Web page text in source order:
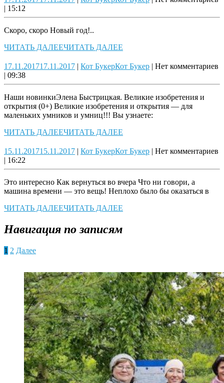
| 15:12
Скоро, скоро Новый год!..
ЧИТАТЬ ДАЛЕЕЧИТАТЬ ДАЛЕЕ
17.11.201717.11.2017 | Кот БукерКот Букер | Нет комментариев
| 09:38
Наши новинкиЭлена Быстрицкая. Великие изобретения и
открытия (0+) Великие изобретения и открытия — для
маленьких умников и умниц!!! Вы узнаете:
ЧИТАТЬ ДАЛЕЕЧИТАТЬ ДАЛЕЕ
15.11.201715.11.2017 | Кот БукерКот Букер | Нет комментариев
| 16:22
Это интересно Как вернуться во вчера Что ни говори, а
машина времени — это вещь! Неплохо было бы оказаться в
ЧИТАТЬ ДАЛЕЕЧИТАТЬ ДАЛЕЕ
Навигация по записям
1 2 Далее